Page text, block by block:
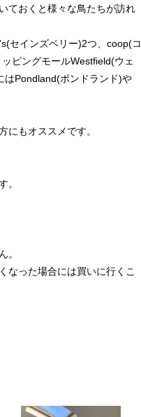
ておくと様々な鳥たちが訪れ
セインズベリー)2つ、coop(コ
ピングモールWestfield(ウェ
はPondland(ポンドランド)や
にもオススメです。
。
。
なった場合には買いに行くこ